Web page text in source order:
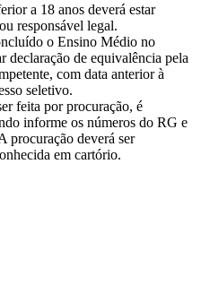
a 18 anos deverá estar
responsável legal.
o Ensino Médio no
declaração de equivalência pela
com data anterior à
seletivo.
feita por procuração, é
informe os números do RG e
procuração deverá ser
em cartório.